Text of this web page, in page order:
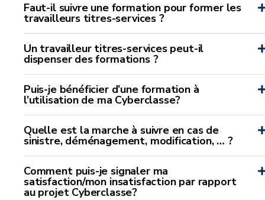
Faut-il suivre une formation pour former les
travailleurs titres-services ?
Un travailleur titres-services peut-il
dispenser des formations ?
Puis-je bénéficier d’une formation à
l’utilisation de ma Cyberclasse?
Quelle est la marche à suivre en cas de
sinistre, déménagement, modification, … ?
Comment puis-je signaler ma
satisfaction/mon insatisfaction par rapport
au projet Cyberclasse?